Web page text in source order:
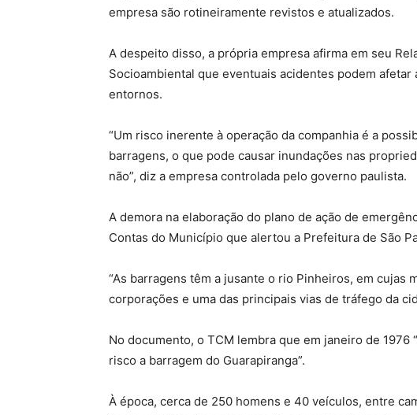
empresa são rotineiramente revistos e atualizados.
A despeito disso, a própria empresa afirma em seu
Socioambiental que eventuais acidentes podem
entornos.
“Um risco inerente à operação da companhia é a
barragens, o que pode causar inundações nas
não”, diz a empresa controlada pelo governo paulista.
A demora na elaboração do plano de ação de
Contas do Município que alertou a Prefeitura de São
“As barragens têm a jusante o rio Pinheiros, em cujas
corporações e uma das principais vias de tráfego da
No documento, o TCM lembra que em janeiro de
risco a barragem do Guarapiranga”.
À época, cerca de 250 homens e 40 veículos, entre